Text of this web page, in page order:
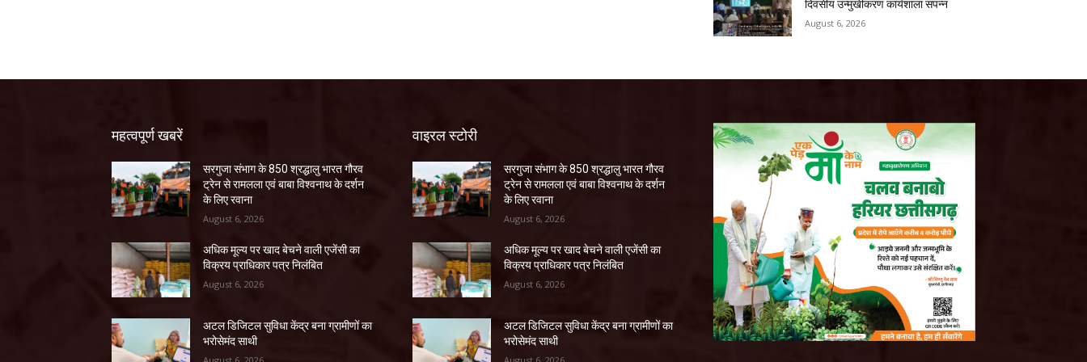
दिवसीय उन्मुखीकरण कार्यशाला संपन्न
August 6, 2026
महत्वपूर्ण खबरें
सरगुजा संभाग के 850 श्रद्धालु भारत गौरव
ट्रेन से रामलला एवं बाबा विश्वनाथ के दर्शन
के लिए रवाना
August 6, 2026
अधिक मूल्य पर खाद बेचने वाली एजेंसी का
विक्रय प्राधिकार पत्र निलंबित
August 6, 2026
अटल डिजिटल सुविधा केंद्र बना ग्रामीणों का
भरोसेमंद साथी
वाइरल स्टोरी
सरगुजा संभाग के 850 श्रद्धालु भारत गौरव
ट्रेन से रामलला एवं बाबा विश्वनाथ के दर्शन
के लिए रवाना
August 6, 2026
अधिक मूल्य पर खाद बेचने वाली एजेंसी का
विक्रय प्राधिकार पत्र निलंबित
August 6, 2026
अटल डिजिटल सुविधा केंद्र बना ग्रामीणों का
भरोसेमंद साथी